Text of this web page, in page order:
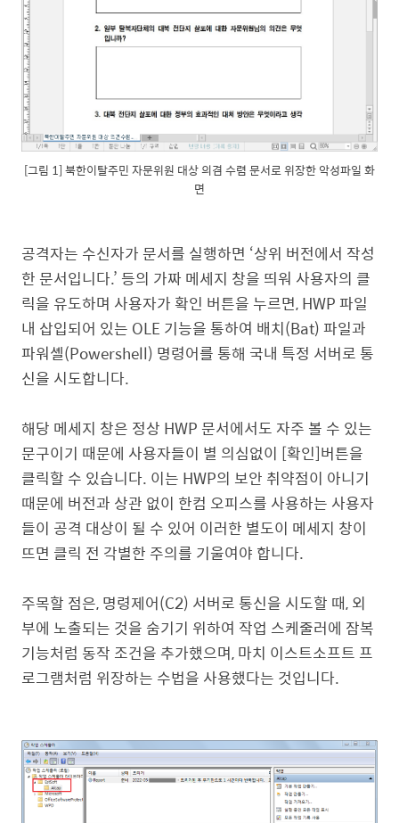
[그림 1] 북한이탈주민 자문위원 대상 의겸 수렴 문서로 위장한 악성파일 화
면
공격자는 수신자가 문서를 실행하면 ‘상위 버전에서 작성
한 문서입니다.’ 등의 가짜 메세지 창을 띄워 사용자의 클
릭을 유도하며 사용자가 확인 버튼을 누르면, HWP 파일
내 삽입되어 있는 OLE 기능을 통하여 배치(Bat) 파일과
파워셸(Powershell) 명령어를 통해 국내 특정 서버로 통
신을 시도합니다.
해당 메세지 창은 정상 HWP 문서에서도 자주 볼 수 있는
문구이기 때문에 사용자들이 별 의심없이 [확인]버튼을
클릭할 수 있습니다. 이는 HWP의 보안 취약점이 아니기
때문에 버전과 상관 없이 한컴 오피스를 사용하는 사용자
들이 공격 대상이 될 수 있어 이러한 별도이 메세지 창이
뜨면 클릭 전 각별한 주의를 기울여야 합니다.
주목할 점은, 명령제어(C2) 서버로 통신을 시도할 때, 외
부에 노출되는 것을 숨기기 위하여 작업 스케줄러에 잠복
기능처럼 동작 조건을 추가했으며, 마치 이스트소프트 프
로그램처럼 위장하는 수법을 사용했다는 것입니다.